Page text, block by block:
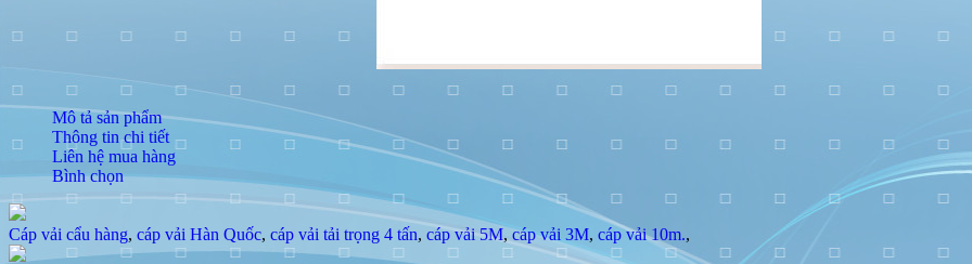
Mô tả sản phẩm
Thông tin chi tiết
Liên hệ mua hàng
Bình chọn
Cáp vải cẩu hàng, cáp vải Hàn Quốc, cáp vải tải trọng 4 tấn, cáp vải 5M,cáp vải 3M, cáp vải 10m.,